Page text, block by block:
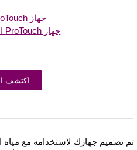
جهاز ProTouch الجديد
جهاز ProTouch الجديد 2 في 1
اكتشف
تصميم جهازك لاستخدامه مع مياه